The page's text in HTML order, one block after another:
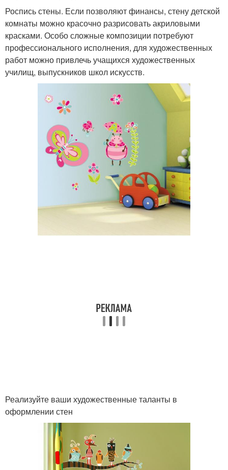
Роспись стены. Если позволяют финансы, стену детской
комнаты можно красочно разрисовать акриловыми
красками. Особо сложные композиции потребуют
профессионального исполнения, для художественных
работ можно привлечь учащихся художественных
училищ, выпускников школ искусств.
Реализуйте ваши художественные таланты в
оформлении стен